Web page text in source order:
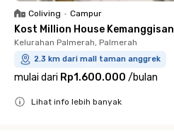
Coliving • Campur
Kost Million House Kemanggisan
Kelurahan Palmerah, Palmerah
2.3 km dari mall taman anggrek
mulai dari Rp1.600.000 /bulan
Lihat info lebih banyak